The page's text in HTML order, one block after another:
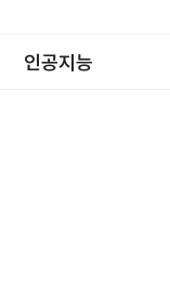
인공지능